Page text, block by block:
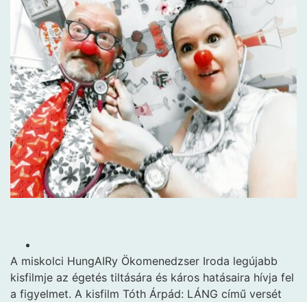
A miskolci HungAIRy Ökomenedzser Iroda legújabb
kisfilmje az égetés tiltására és káros hatásaira hívja fel
a figyelmet. A kisfilm Tóth Árpád: LÁNG című versét